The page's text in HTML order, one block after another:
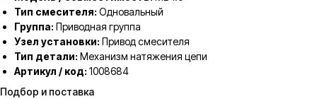
Тип смесителя: Одновальный
Группа: Приводная группа
Узел установки: Привод смесителя
Тип детали: Механизм натяжения цепи
Артикул / код: 1008684
Подбор и поставка